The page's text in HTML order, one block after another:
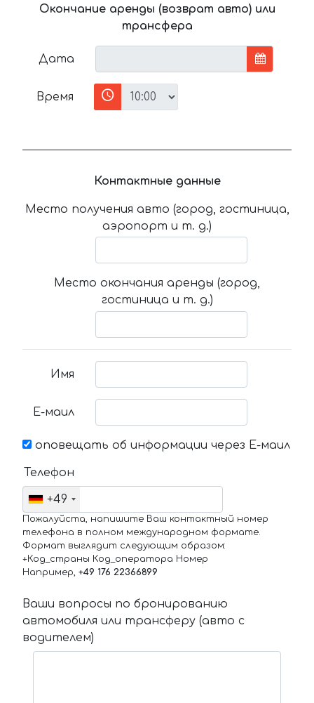
Окончание аренды (возврат авто) или
трансфера
Дата
Время
Контактные данные
Место получения авто (город, гостиница,
аэропорт и т. д.)
Место окончания аренды (город,
гостиница и т. д.)
Имя
Е-маил
оповещать об информации через Е-маил
Телефон
+49
Пожалуйста, напишите Ваш контактный номер
телефона в полном международном формате.
Формат выглядит следующим образом:
+Код_страны Код_оператора Номер
Например, +49 176 22366899
Ваши вопросы по бронированию
автомобиля или трансферу (авто с
водителем)